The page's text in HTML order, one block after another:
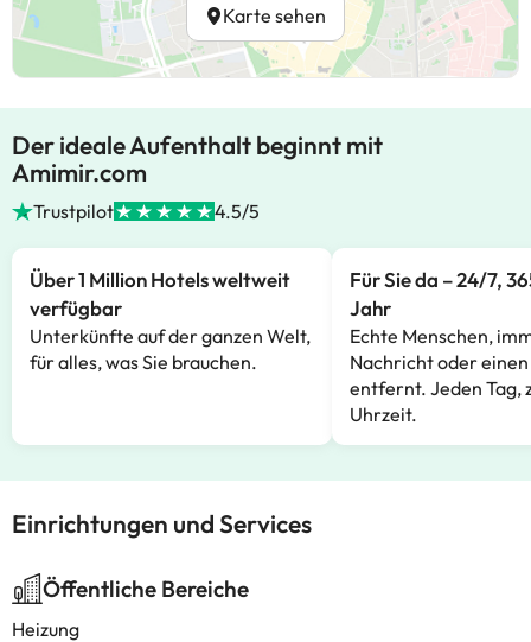
Karte sehen
Der ideale Aufenthalt beginnt mit
Amimir.com
Trustpilot 4.5/5
Über 1 Million Hotels weltweit
verfügbar
Unterkünfte auf der ganzen Welt,
für alles, was Sie brauchen.
Für Sie da – 24/7,
Jahr
Echte Menschen,
Nachricht oder
entfernt. Jeden Tag,
Uhrzeit.
Einrichtungen und Services
Öffentliche Bereiche
Heizung